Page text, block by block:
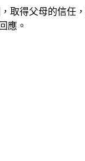
取得父母的信
應。